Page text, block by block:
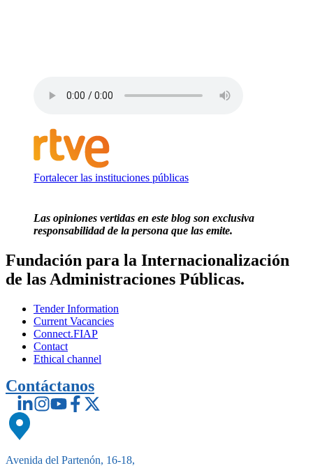
Fortalecer las instituciones públicas
Las opiniones vertidas en este blog son exclusiva
responsabilidad de la persona que las emite.
Fundación para la Internacionalización
de las Administraciones Públicas.
Tender Information
Current Vacancies
Connect.FIAP
Contact
Ethical channel
Contáctanos
Avenida del Partenón, 16-18,